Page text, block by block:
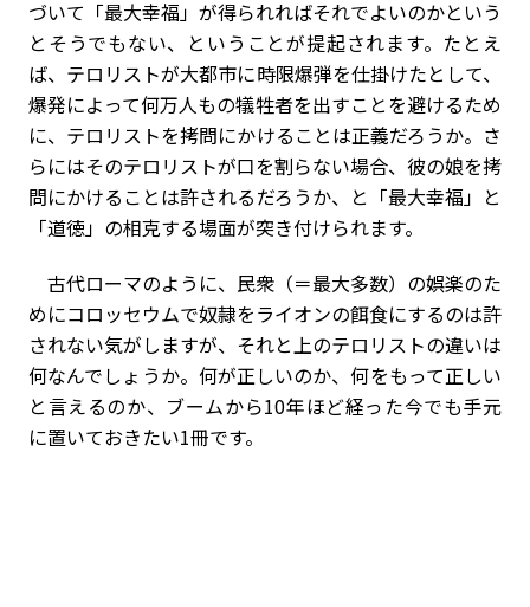
づいて「最大幸福」が得られればそれでよいのかという
とそうでもない、ということが提起されます。たとえ
ば、テロリストが大都市に時限爆弾を仕掛けたとして、
爆発によって何万人もの犠牲者を出すことを避けるため
に、テロリストを拷問にかけることは正義だろうか。さ
らにはそのテロリストが口を割らない場合、彼の娘を拷
問にかけることは許されるだろうか、と「最大幸福」と
「道徳」の相克する場面が突き付けられます。
古代ローマのように、民衆（＝最大多数）の娯楽のた
めにコロッセウムで奴隷をライオンの餌食にするのは許
されない気がしますが、それと上のテロリストの違いは
何なんでしょうか。何が正しいのか、何をもって正しい
と言えるのか、ブームから10年ほど経った今でも手元
に置いておきたい1冊です。